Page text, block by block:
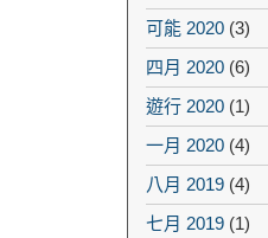
可能 2020 (3)
四月 2020 (6)
遊行 2020 (1)
一月 2020 (4)
八月 2019 (4)
七月 2019 (1)